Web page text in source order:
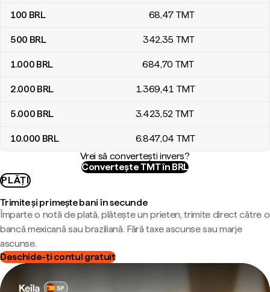
100 BRL 68,47 TMT
500 BRL 342,35 TMT
1.000 BRL 684,70 TMT
2.000 BRL 1.369,41 TMT
5.000 BRL 3.423,52 TMT
10.000 BRL 6.847,04 TMT
Vrei să convertești invers?
Convertește TMT în BRL
PLĂȚI
Trimite și primește bani în secunde
Împarte o notă de plată, plătește un prieten, trimite direct către o
bancă mexicană sau braziliană. Fără taxe ascunse sau marje
ascunse.
Deschide-ți contul gratuit